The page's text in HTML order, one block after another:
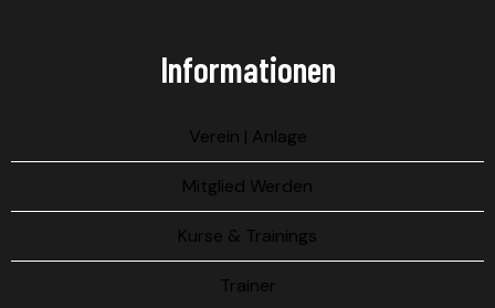
Informationen
Verein | Anlage
Mitglied Werden
Kurse & Trainings
Trainer